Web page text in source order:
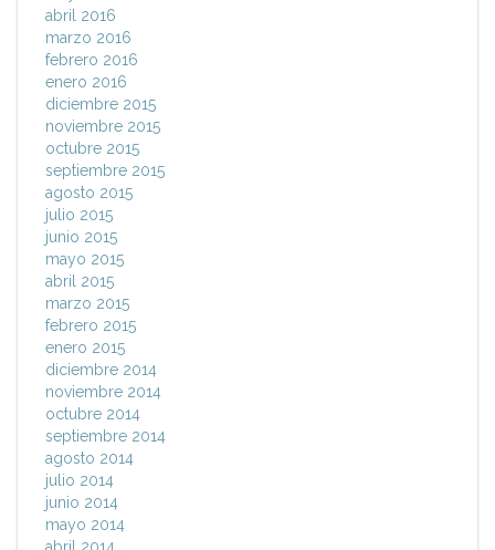
abril 2016
marzo 2016
febrero 2016
enero 2016
diciembre 2015
noviembre 2015
octubre 2015
septiembre 2015
agosto 2015
julio 2015
junio 2015
mayo 2015
abril 2015
marzo 2015
febrero 2015
enero 2015
diciembre 2014
noviembre 2014
octubre 2014
septiembre 2014
agosto 2014
julio 2014
junio 2014
mayo 2014